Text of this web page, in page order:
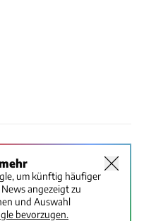
um künftig häufiger
angezeigt zu
und Auswahl
bevorzugen.